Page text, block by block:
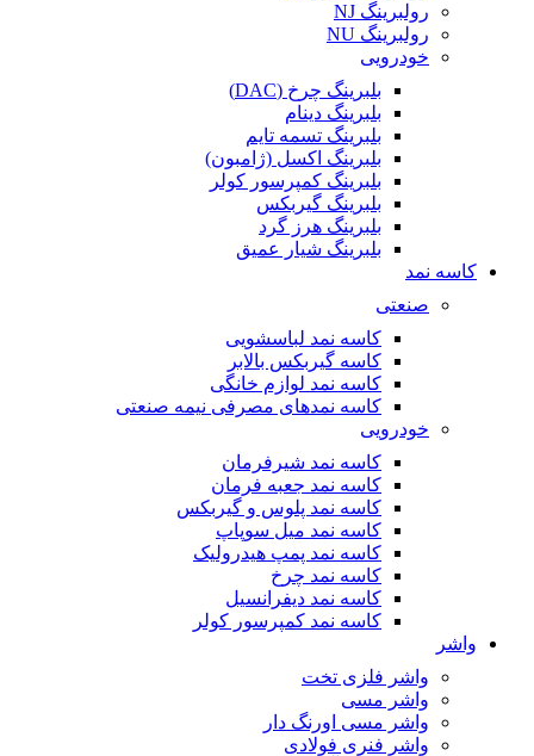
رولبرینگ NJ
رولبرینگ NU
خودرویی
بلبرینگ چرخ (DAC)
بلبرینگ دینام
بلبرینگ تسمه تایم
بلبرینگ اکسل (ژامبون)
بلبرینگ کمپرسور کولر
بلبرینگ گیربکس
بلبرینگ هرز گرد
بلبرینگ شیار عمیق
کاسه نمد
صنعتی
کاسه نمد لباسشویی
کاسه گیربکس بالابر
کاسه نمد لوازم خانگی
کاسه نمدهای مصرفی نیمه صنعتی
خودرویی
کاسه نمد شیرفرمان
کاسه نمد جعبه فرمان
کاسه نمد پلوس و گیربکس
کاسه نمد میل سوپاپ
کاسه نمد پمپ هیدرولیک
کاسه نمد چرخ
کاسه نمد دیفرانسیل
کاسه نمد کمپرسور کولر
واشر
واشر فلزی تخت
واشر مسی
واشر مسی اورنگ دار
واشر فنری فولادی